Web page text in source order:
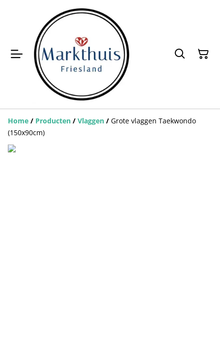
Home / Producten / Vlaggen / Grote vlaggen Taekwondo
(150x90cm)